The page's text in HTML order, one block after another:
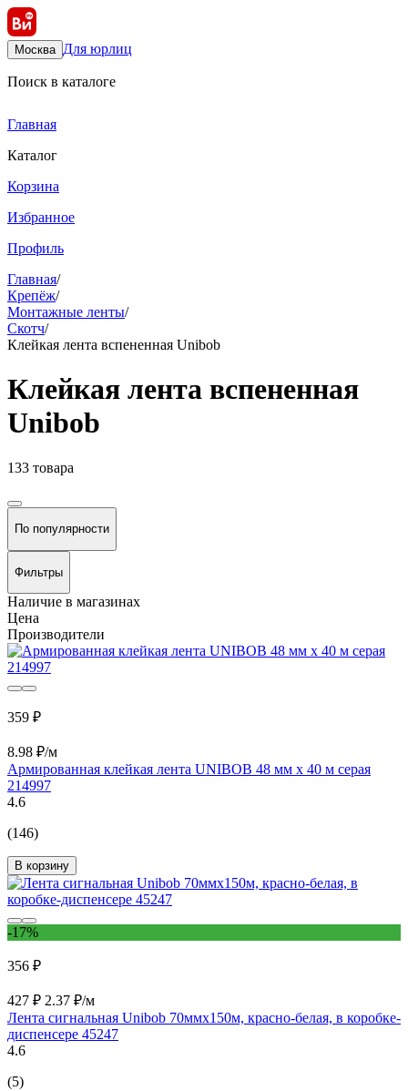
Москва Для юрлиц
Поиск в каталоге
Главная
Каталог
Корзина
Избранное
Профиль
Главная/
Крепёж/
Монтажные ленты/
Скотч/
Клейкая лента вспененная Unibob
Клейкая лента вспененная
Unibob
133 товара
По популярности
Фильтры
Наличие в магазинах
Цена
Производители
359 ₽
8.98 ₽/м
Армированная клейкая лента UNIBOB 48 мм х 40 м серая
214997
4.6
(146)
В корзину
-17%
356 ₽
427 ₽ 2.37 ₽/м
Лента сигнальная Unibob 70ммх150м, красно-белая, в коробке-
диспенсере 45247
4.6
(5)